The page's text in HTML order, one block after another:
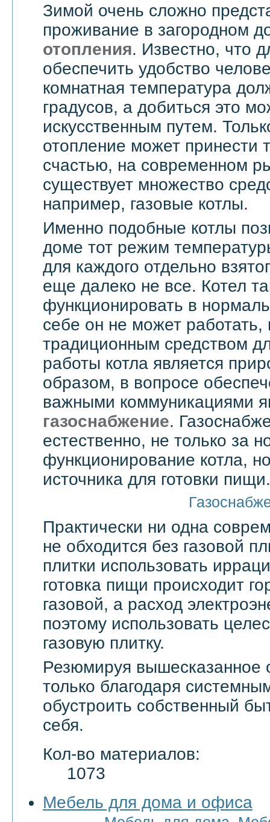
Зимой очень сложно
проживание в загородном
отопления. Известно, что
обеспечить удобство
комнатная температура
градусов, а добиться это
искусственным путем.
отопление может
счастью, на современном
существует множество
например, газовые котлы.
Именно подобные котлы
доме тот режим
для каждого отдельно
еще далеко не все. Котел
функционировать в
себе он не может
традиционным средством
работы котла является
образом, в вопросе
важными коммуникациями
газоснабжение.
естественно, не только за
функционирование котла,
источника для готовки пищи.
Практически ни одна
не обходится без газовой
плитки использовать
готовка пищи происходит
газовой, а расход
поэтому использовать
газовую плитку.
Резюмируя вышесказанное
только благодаря
обустроить собственный
себя.
Кол-во материалов:
1073
Мебель для дома и офиса